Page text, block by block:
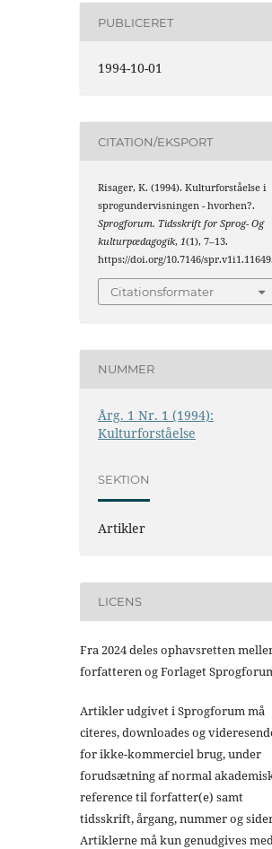
PUBLICERET
1994-10-01
CITATION/EKSPORT
Risager, K. (1994). Kulturforståelse i
sprogundervisningen - hvorhen?.
Sprogforum. Tidsskrift for Sprog- Og
kulturpædagogik,1(1), 7–13.
https://doi.org/10.7146/
Citationsformater
NUMMER
Årg. 1 Nr. 1 (1994):
Kulturforståelse
SEKTION
Artikler
LICENS
Fra 2024 deles ophavsretten
forfatteren og Forlaget
Artikler udgivet i Sprogforum må
citeres, downloades og
for ikke-kommerciel brug, under
forudsætning af normal
reference til forfatter(e) samt
tidsskrift, årgang, nummer og
Artiklerne må kun genudgives